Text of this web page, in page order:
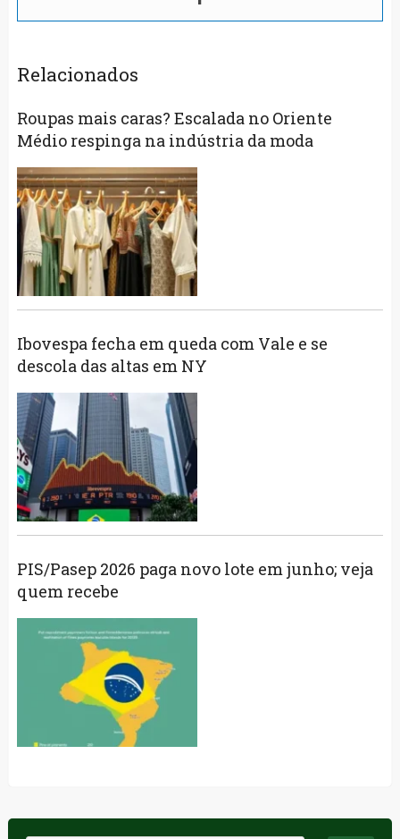
Relacionados
Roupas mais caras? Escalada no Oriente
Médio respinga na indústria da moda
Ibovespa fecha em queda com Vale e se
descola das altas em NY
PIS/Pasep 2026 paga novo lote em junho; veja
quem recebe